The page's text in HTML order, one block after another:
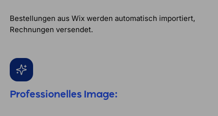
Bestellungen aus Wix werden automatisch importiert,
Rechnungen versendet.
Professionelles Image: